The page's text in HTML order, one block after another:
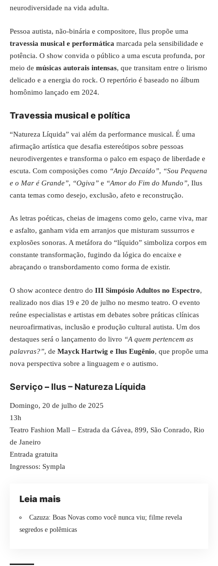
neurodiversidade na vida adulta.
Pessoa autista, não-binária e compositore, Ilus propõe uma
travessia musical e performática marcada pela sensibilidade e
potência. O show convida o público a uma escuta profunda, por
meio de músicas autorais intensas, que transitam entre o lirismo
delicado e a energia do rock. O repertório é baseado no álbum
homônimo lançado em 2024.
Travessia musical e política
“Natureza Líquida” vai além da performance musical. É uma
afirmação artística que desafia estereótipos sobre pessoas
neurodivergentes e transforma o palco em espaço de liberdade e
escuta. Com composições como “Anjo Decaído”, “Sou Pequena
e o Mar é Grande”, “Ogiva” e “Amor do Fim do Mundo”, Ilus
canta temas como desejo, exclusão, afeto e reconstrução.
As letras poéticas, cheias de imagens como gelo, carne viva, mar
e asfalto, ganham vida em arranjos que misturam sussurros e
explosões sonoras. A metáfora do “líquido” simboliza corpos em
constante transformação, fugindo da lógica do encaixe e
abraçando o transbordamento como forma de existir.
O show acontece dentro do III Simpósio Adultos no Espectro,
realizado nos dias 19 e 20 de julho no mesmo teatro. O evento
reúne especialistas e artistas em debates sobre práticas clínicas
neuroafirmativas, inclusão e produção cultural autista. Um dos
destaques será o lançamento do livro “A quem pertencem as
palavras?”, de Mayck Hartwig e Ilus Eugênio, que propõe uma
nova perspectiva sobre a linguagem e o autismo.
Serviço– Ilus – Natureza Líquida
Domingo, 20 de julho de 2025
13h
Teatro Fashion Mall – Estrada da Gávea, 899, São Conrado, Rio
de Janeiro
Entrada gratuita
Ingressos: Sympla
Leia mais
Cazuza: Boas Novas como você nunca viu; filme revela
segredos e polêmicas